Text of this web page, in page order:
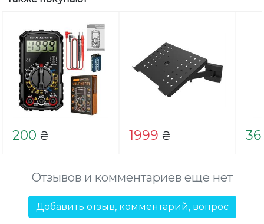
200 ₴ 1999 ₴
Отзывов и комментариев еще нет
Добавить отзыв, комментарий, вопрос